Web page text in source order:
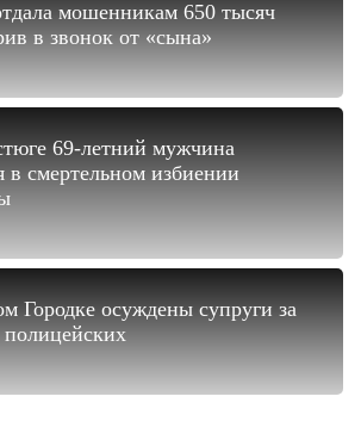
мошенникам 650 тысяч
в звонок от «сына»
69-летний мужчина
в смертельном избиении
Городке осуждены супруги за